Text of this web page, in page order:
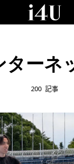
ターネ
200 記事